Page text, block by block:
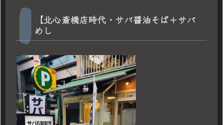
【北心斎橋店時代・サバ醤油そば＋サバ
めし